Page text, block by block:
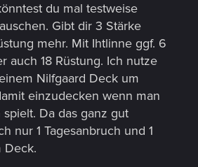
du mal testweise
Gibt dir 3 Stärke
mehr. Mit Ihtlinne ggf. 6
auch 18 Rüstung. Ich nutze
Nilfgaard Deck um
einzudecken wenn man
Da das ganz gut
nur 1 Tagesanbruch und 1
Deck.